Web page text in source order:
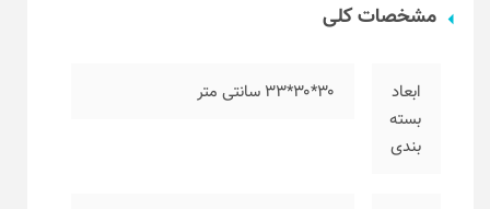
مشخصات کلی
ابعاد
بسته
بندی
۳۰*۳۰*۳۳ سانتی متر